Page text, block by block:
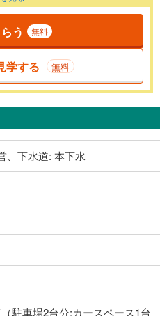
う 無料
学する 無料
、下水道: 本下水
駐車場2台分:カースペース1台